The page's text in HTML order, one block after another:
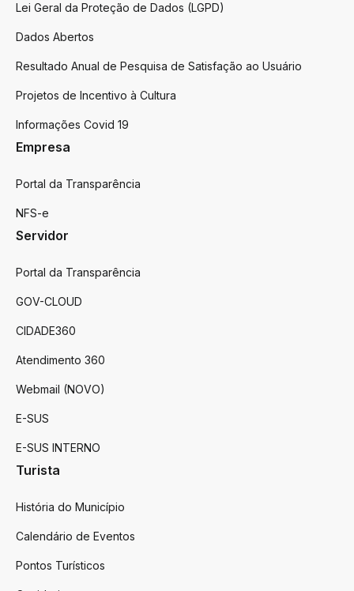
Lei Geral da Proteção de Dados (LGPD)
Dados Abertos
Resultado Anual de Pesquisa de Satisfação ao Usuário
Projetos de Incentivo à Cultura
Informações Covid 19
Empresa
Portal da Transparência
NFS-e
Servidor
Portal da Transparência
GOV-CLOUD
CIDADE360
Atendimento 360
Webmail (NOVO)
E-SUS
E-SUS INTERNO
Turista
História do Município
Calendário de Eventos
Pontos Turísticos